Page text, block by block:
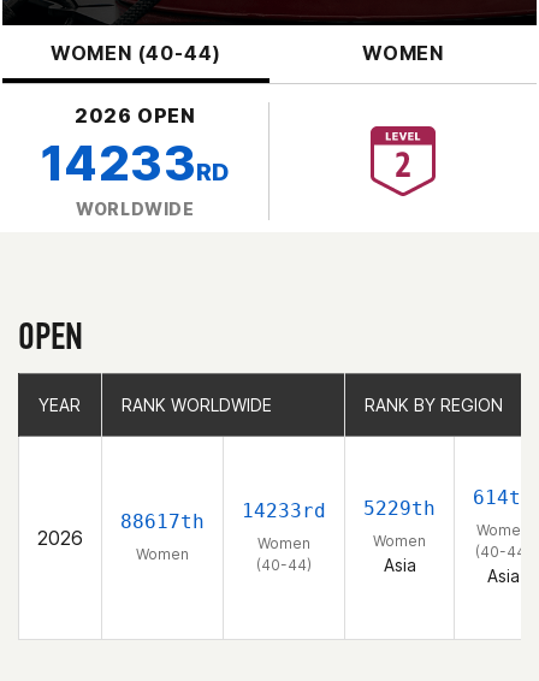
WOMEN (40-44) WOMEN
2026 OPEN
14233RD
WORLDWIDE
OPEN
YEAR RANK WORLDWIDE RANK BY REGION
2026
88617th
Women
14233rd
Women
(40-44)
5229th
Women
Asia
614th
Women
(40-44)
Asia
YEAR RANK WORLDWIDE RANK BY REGION